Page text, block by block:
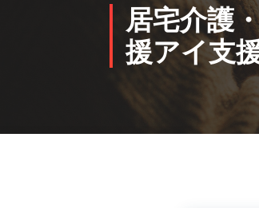
居宅介護
援アイ支